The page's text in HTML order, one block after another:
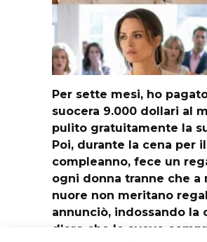
Per sette mesi, ho
suocera 9.000 dollari al
pulito gratuitamente la
Poi, durante la cena per
compleanno, fece un
ogni donna tranne che a
nuore non meritano
annunciò, indossando la
d’oro che le avevo